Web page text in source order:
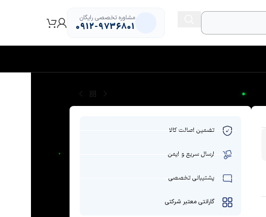
مشاوره تخصصی رایگان
0912-9736801
تضمین اصالت کالا
ارسال سریع و ایمن
پشتیبانی تخصصی
گارانتی معتبر شرکتی